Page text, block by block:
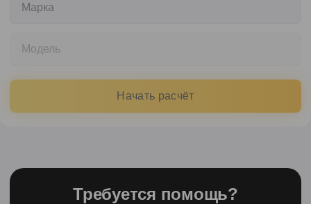
Марка
Модель
Начать расчёт
Требуется помощь?